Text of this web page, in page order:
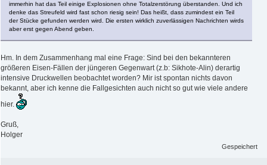
immerhin hat das Teil einige Explosionen ohne Totalzerstörung überstanden. Und ich
denke das Streufeld wird fast schon riesig sein! Das heißt, dass zumindest ein Teil
der Stücke gefunden werden wird. Die ersten wirklich zuverlässigen Nachrichten wirds
aber erst gegen Abend geben.
Hm. In dem Zusammenhang mal eine Frage: Sind bei den bekannteren
größeren Eisen-Fällen der jüngeren Gegenwart (z.b: Sikhote-Alin) derartig
intensive Druckwellen beobachtet worden? Mir ist spontan nichts davon
bekannt, aber ich kenne die Fallgesichten auch nicht so gut wie viele andere
hier.
Gruß,
Holger
Gespeichert